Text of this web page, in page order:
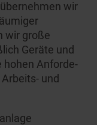
wir
wir große
Geräte und
hohen Anforde­
und